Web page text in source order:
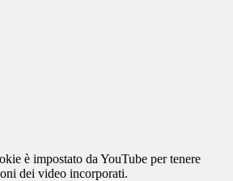
è impostato da YouTube per tenere
dei video incorporati.